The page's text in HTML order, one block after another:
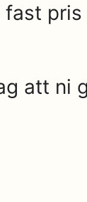
fast
att ni